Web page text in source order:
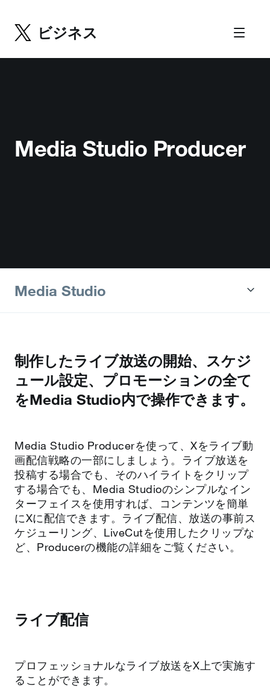
ビジネス
Media Studio Producer
Media Studio
制作したライブ放送の開始、スケジ
ュール設定、プロモーションの全て
をMedia Studio内で操作できます。
Media Studio Producerを使って、Xをライブ動
画配信戦略の一部にしましょう。ライブ放送を
投稿する場合でも、そのハイライトをクリップ
する場合でも、Media Studioのシンプルなイン
ターフェイスを使用すれば、コンテンツを簡単
にXに配信できます。ライブ配信、放送の事前ス
ケジューリング、LiveCutを使用したクリップな
ど、Producerの機能の詳細をご覧ください。
ライブ配信
プロフェッショナルなライブ放送をX上で実施す
ることができます。